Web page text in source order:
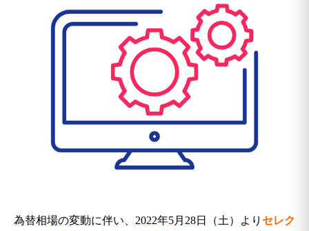
為替相場の変動に伴い、2022年5月28日（土）より セレク